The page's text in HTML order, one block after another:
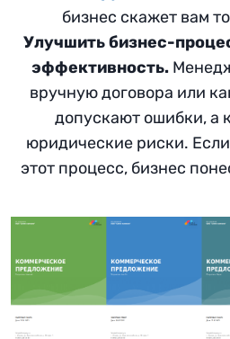
бизнес скажет вам
Улучшить бизнес-
эффективность.
вручную договора или
допускают ошибки, а
юридические риски.
этот процесс, бизнес